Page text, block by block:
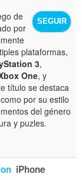
SEGUIR
de
por
plataformas,
3,
One, y
título se destaca
por su estilo
del género
y puzles.
iPhone